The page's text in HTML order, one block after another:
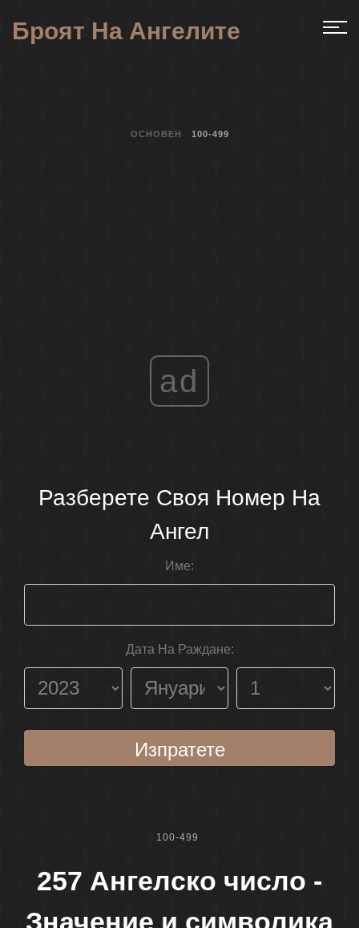
Броят На Ангелите
ОСНОВЕН 100-499
ad
Разберете Своя Номер На
Ангел
Име:
Дата На Раждане:
Изпратете
100-499
257 Ангелско число -
Значение и символика